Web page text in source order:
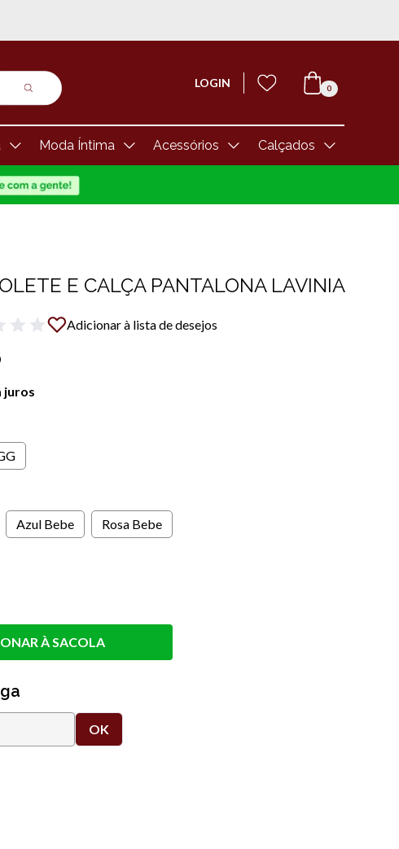
LOGIN 0
Moda Íntima Acessórios Calçados
E CALÇA PANTALONA LAVINIA
Adicionar à lista de desejos
juros
Azul Bebe Rosa Bebe
À SACOLA